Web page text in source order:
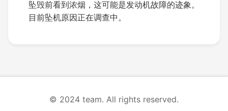
坠毁前看到浓烟，这可能是发动机故障的迹象。
目前坠机原因正在调查中。
© 2024 team. All rights reserved.